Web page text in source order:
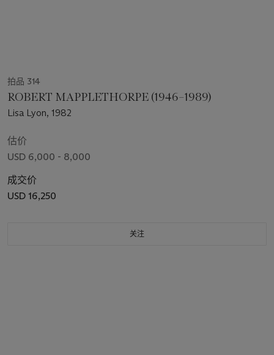
拍品 314
ROBERT MAPPLETHORPE (1946–1989)
Lisa Lyon, 1982
估价
USD 6,000 - 8,000
成交价
USD 16,250
关注